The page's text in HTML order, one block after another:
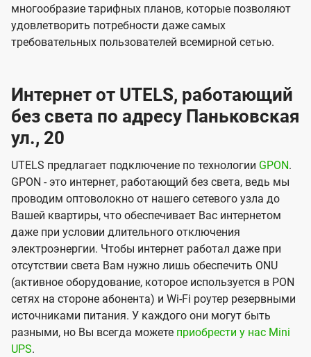
многообразие тарифных планов, которые позволяют
удовлетворить потребности даже самых
требовательных пользователей всемирной сетью.
Интернет от UTELS, работающий
без света по адресу Паньковская
ул., 20
UTELS предлагает подключение по технологии GPON.
GPON - это интернет, работающий без света, ведь мы
проводим оптоволокно от нашего сетевого узла до
Вашей квартиры, что обеспечивает Вас интернетом
даже при условии длительного отключения
электроэнергии. Чтобы интернет работал даже при
отсутствии света Вам нужно лишь обеспечить ONU
(активное оборудование, которое используется в PON
сетях на стороне абонента) и Wi-Fi роутер резервными
источниками питания. У каждого они могут быть
разными, но Вы всегда можете приобрести у нас Mini
UPS.